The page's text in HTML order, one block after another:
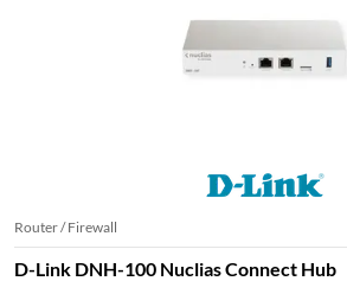
Router / Firewall
D-Link DNH-100 Nuclias Connect Hub